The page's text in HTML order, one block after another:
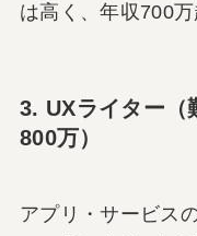
は高く、年収700
3. UXライター
800万）
アプリ・サービス